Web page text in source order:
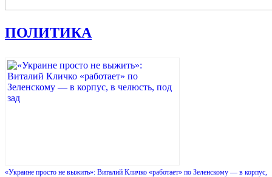
ПОЛИТИКА
«Украине просто не выжить»: Виталий Кличко «работает» по Зеленскому — в корпус,